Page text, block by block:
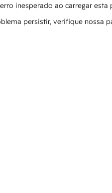
inesperado ao carregar
persistir, verifique nossa